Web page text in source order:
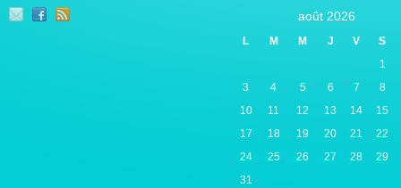
août 2026
L M M J V S
1
3
4 5 6 7
8
10
11 12 13 14
15
17
18 19 20 21
22
24
25 26 27 28
29
31